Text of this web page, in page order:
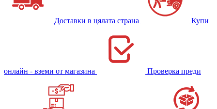
Доставки в цялата страна Купи
онлайн - вземи от магазина Проверка преди